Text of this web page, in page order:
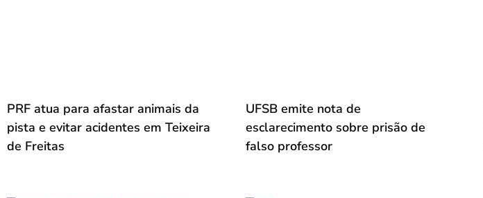
PRF atua para afastar animais da
pista e evitar acidentes em Teixeira
de Freitas
UFSB emite nota de
esclarecimento sobre prisão de
falso professor